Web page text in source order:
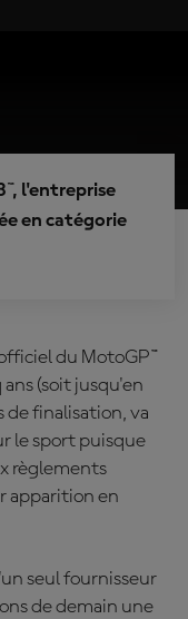
l'entreprise
en catégorie
du MotoGP™
(soit jusqu'en
de finalisation, va
le sport puisque
règlements
apparition en
seul fournisseur
de demain une